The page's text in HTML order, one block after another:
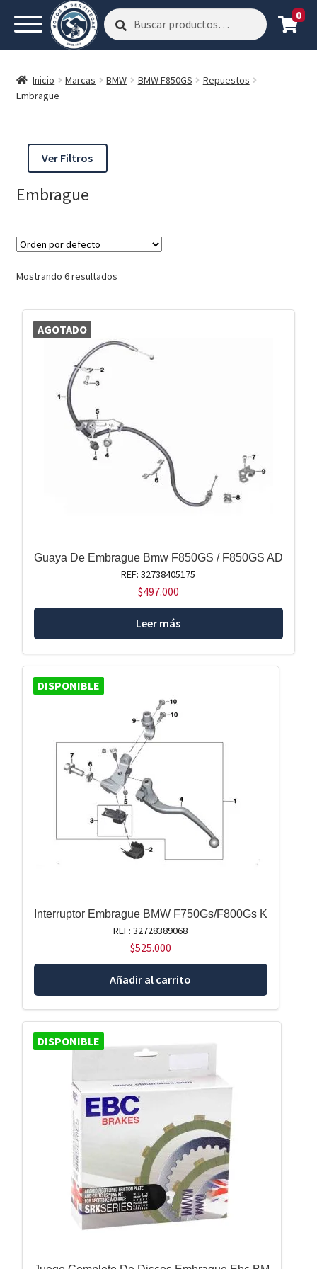
Buscar
por:
Buscar 0
Inicio Marcas BMW BMW F850GS
Repuestos
Embrague
Ver Filtros
Embrague
Mostrando 6 resultados
AGOTADO
Guaya De Embrague Bmw F850GS / F850GS AD
REF: 32738405175
$497.000
Leer más
DISPONIBLE
Interruptor Embrague BMW F750Gs/F800Gs K
REF: 32728389068
$525.000
Añadir al carrito
DISPONIBLE